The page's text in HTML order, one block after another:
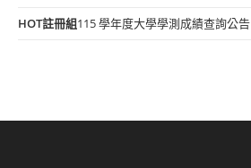
HOT註冊組115 學年度大學學測成績查詢公告